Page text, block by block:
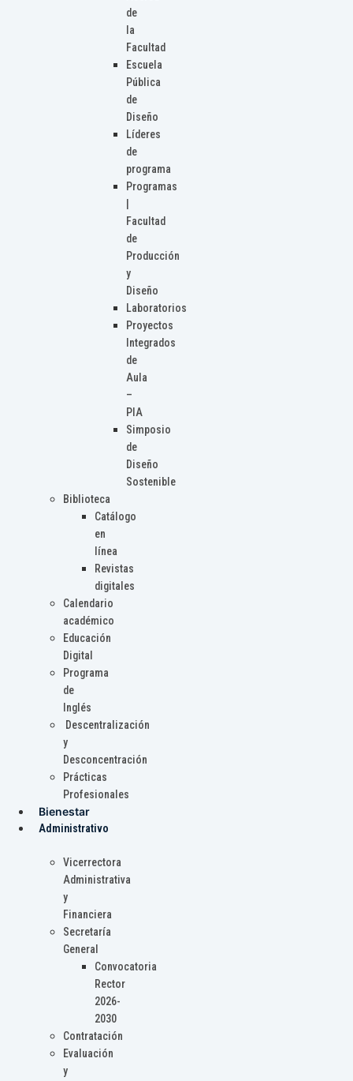
de
la
Facultad
Escuela
Pública
de
Diseño
Líderes
de
programa
Programas
Facultad
de
Producción
y
Diseño
Laboratorios
Proyectos
Integrados
de
Aula
–
PIA
Simposio
de
Diseño
Sostenible
Biblioteca
Catálogo
en
línea
Revistas
digitales
Calendario
académico
Educación
Digital
Programa
de
Inglés
Descentralización
y
Desconcentración
Prácticas
Profesionales
Bienestar
Administrativo
Vicerrectora
Administrativa
y
Financiera
Secretaría
General
Convocatoria
Rector
2026-
2030
Contratación
Evaluación
y